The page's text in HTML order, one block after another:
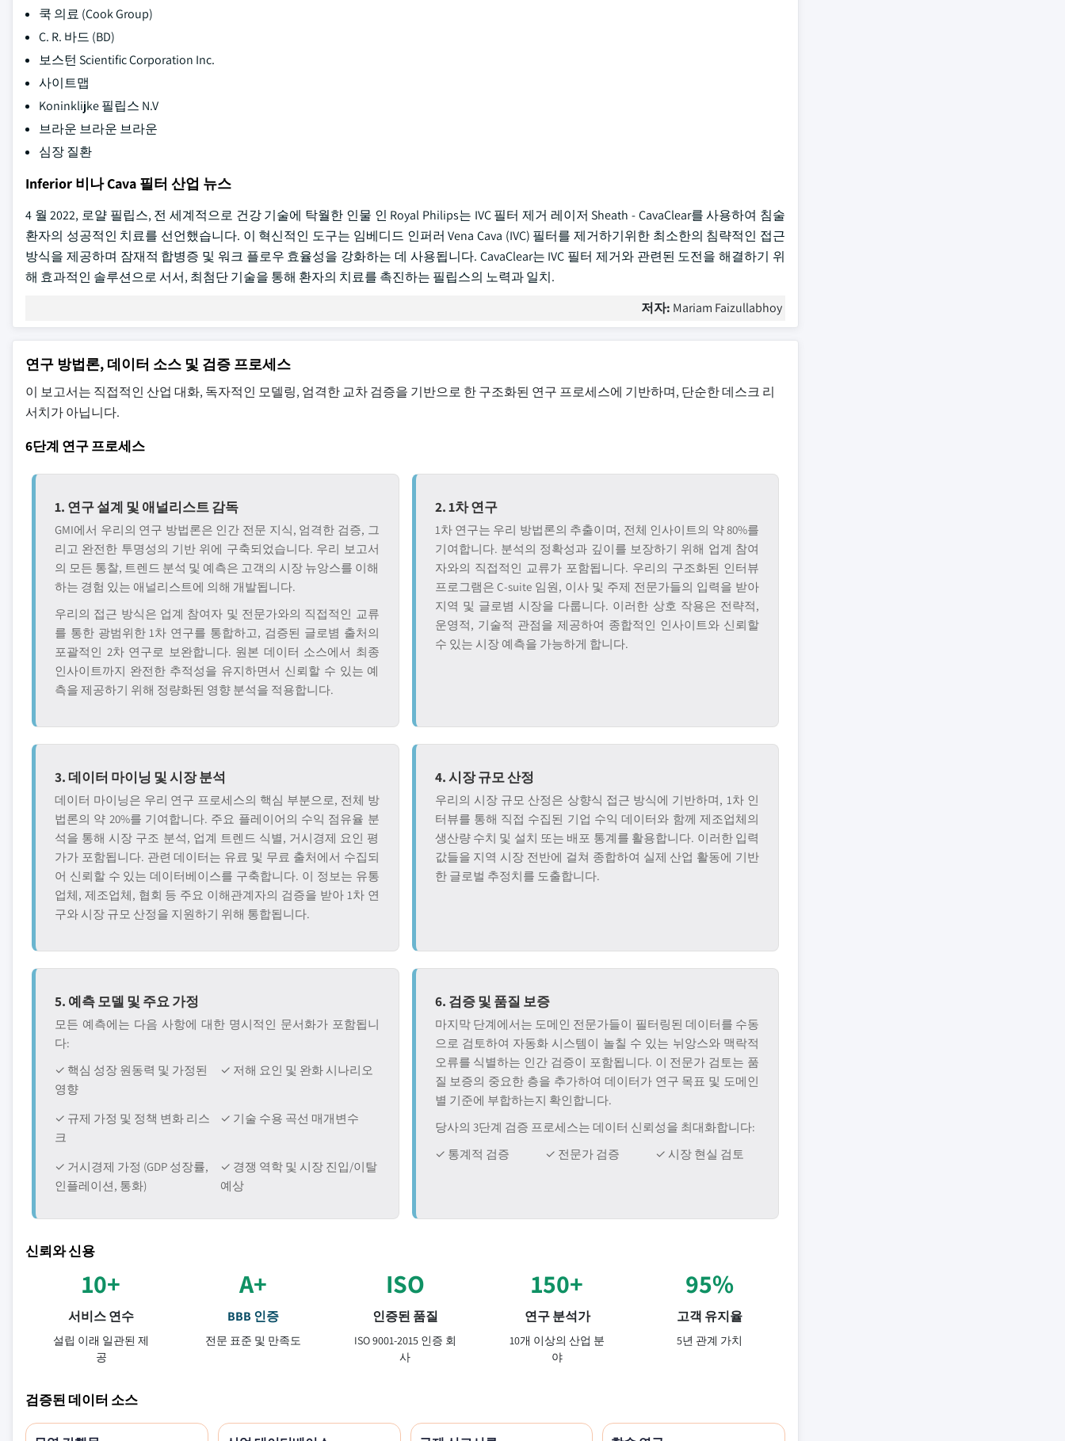
쿡 의료 (Cook Group)
C. R. 바드 (BD)
보스턴 Scientific Corporation Inc.
사이트맵
Koninklijke 필립스 N.V
브라운 브라운 브라운
심장 질환
Inferior 비나 Cava 필터 산업 뉴스
4 월 2022, 로얄 필립스, 전 세계적으로 건강 기술에 탁월한 인물 인 Royal Philips는 IVC 필터 제거 레이저 Sheath - CavaClear를 사용하여 침술
환자의 성공적인 치료를 선언했습니다. 이 혁신적인 도구는 임베디드 인퍼러 Vena Cava (IVC) 필터를 제거하기위한 최소한의 침략적인 접근
방식을 제공하며 잠재적 합병증 및 워크 플로우 효율성을 강화하는 데 사용됩니다. CavaClear는 IVC 필터 제거와 관련된 도전을 해결하기 위
해 효과적인 솔루션으로 서서, 최첨단 기술을 통해 환자의 치료를 촉진하는 필립스의 노력과 일치.
저자: Mariam Faizullabhoy
연구 방법론, 데이터 소스 및 검증 프로세스
이 보고서는 직접적인 산업 대화, 독자적인 모델링, 엄격한 교차 검증을 기반으로 한 구조화된 연구 프로세스에 기반하며, 단순한 데스크 리
서치가 아닙니다.
6단계 연구 프로세스
1. 연구 설계 및 애널리스트 감독
GMI에서 우리의 연구 방법론은 인간 전문 지식, 엄격한 검증, 그
리고 완전한 투명성의 기반 위에 구축되었습니다. 우리 보고서
의 모든 통찰, 트렌드 분석 및 예측은 고객의 시장 뉴앙스를 이해
하는 경험 있는 애널리스트에 의해 개발됩니다.
우리의 접근 방식은 업계 참여자 및 전문가와의 직접적인 교류
를 통한 광범위한 1차 연구를 통합하고, 검증된 글로볌 출처의
포괄적인 2차 연구로 보완합니다. 원본 데이터 소스에서 최종
인사이트까지 완전한 추적성을 유지하면서 신뢰할 수 있는 예
측을 제공하기 위해 정량화된 영향 분석을 적용합니다.
2. 1차 연구
1차 연구는 우리 방법론의 추출이며, 전체 인사이트의 약 80%를
기여합니다. 분석의 정확성과 깊이를 보장하기 위해 업계 참여
자와의 직접적인 교류가 포함됩니다. 우리의 구조화된 인터뷰
프로그램은 C-suite 임원, 이사 및 주제 전문가들의 입력을 받아
지역 및 글로볌 시장을 다룹니다. 이러한 상호 작용은 전략적,
운영적, 기술적 관점을 제공하여 종합적인 인사이트와 신뢰할
수 있는 시장 예측을 가능하게 합니다.
3. 데이터 마이닝 및 시장 분석
데이터 마이닝은 우리 연구 프로세스의 핵심 부분으로, 전체 방
법론의 약 20%를 기여합니다. 주요 플레이어의 수익 점유율 분
석을 통해 시장 구조 분석, 업계 트렌드 식별, 거시경제 요인 평
가가 포함됩니다. 관련 데이터는 유료 및 무료 출처에서 수집되
어 신뢰할 수 있는 데이터베이스를 구축합니다. 이 정보는 유통
업체, 제조업체, 협회 등 주요 이해관계자의 검증을 받아 1차 연
구와 시장 규모 산정을 지원하기 위해 통합됩니다.
4. 시장 규모 산정
우리의 시장 규모 산정은 상향식 접근 방식에 기반하며, 1차 인
터뷰를 통해 직접 수집된 기업 수익 데이터와 함께 제조업체의
생산량 수치 및 설치 또는 배포 통계를 활용합니다. 이러한 입력
값들을 지역 시장 전반에 걸쳐 종합하여 실제 산업 활동에 기반
한 글로벌 추정치를 도출합니다.
5. 예측 모델 및 주요 가정
모든 예측에는 다음 사항에 대한 명시적인 문서화가 포함됩니
다:
✓ 핵심 성장 원동력 및 가정된
영향
✓ 저해 요인 및 완화 시나리오
✓ 규제 가정 및 정책 변화 리스
크
✓ 기술 수용 곡선 매개변수
✓ 거시경제 가정 (GDP 성장률,
인플레이션, 통화)
✓ 경쟁 역학 및 시장 진입/이탈
예상
6. 검증 및 품질 보증
마지막 단계에서는 도메인 전문가들이 필터링된 데이터를 수동
으로 검토하여 자동화 시스템이 놀칠 수 있는 뉘앙스와 맥락적
오류를 식별하는 인간 검증이 포함됩니다. 이 전문가 검토는 품
질 보증의 중요한 층을 추가하여 데이터가 연구 목표 및 도메인
별 기준에 부합하는지 확인합니다.
당사의 3단계 검증 프로세스는 데이터 신뢰성을 최대화합니다:
✓ 통계적 검증
✓ 전문가 검증 ✓ 시장 현실 검토
신뢰와 신용
10+
서비스 연수
설립 이래 일관된 제
공
A+
BBB 인증
전문 표준 및 만족도
ISO
인증된 품질
ISO 9001-2015 인증 회
사
150+
연구 분석가
10개 이상의 산업 분
야
95%
고객 유지율
5년 관계 가치
검증된 데이터 소스